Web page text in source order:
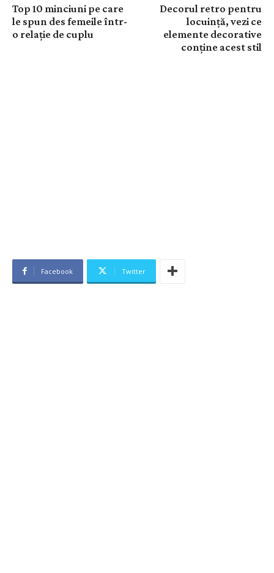
Top 10 minciuni pe care
le spun des femeile într-
o relație de cuplu
Decorul retro pentru
locuință, vezi ce
elemente decorative
conține acest stil
Facebook Twitter